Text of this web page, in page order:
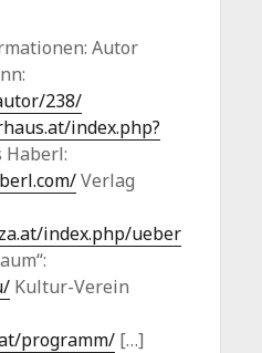
Autor
238/
index.php?
Haberl:
Verlag
index.php/ueber
Kultur-Verein
programm/ […]